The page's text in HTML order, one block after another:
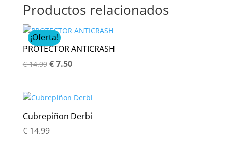
Productos relacionados
¡Oferta!
PROTECTOR ANTICRASH
€14.99 El
era:
€ 14.99.
€7.50El
€ 7.50.
Cubrepiñon Derbi
€14.99